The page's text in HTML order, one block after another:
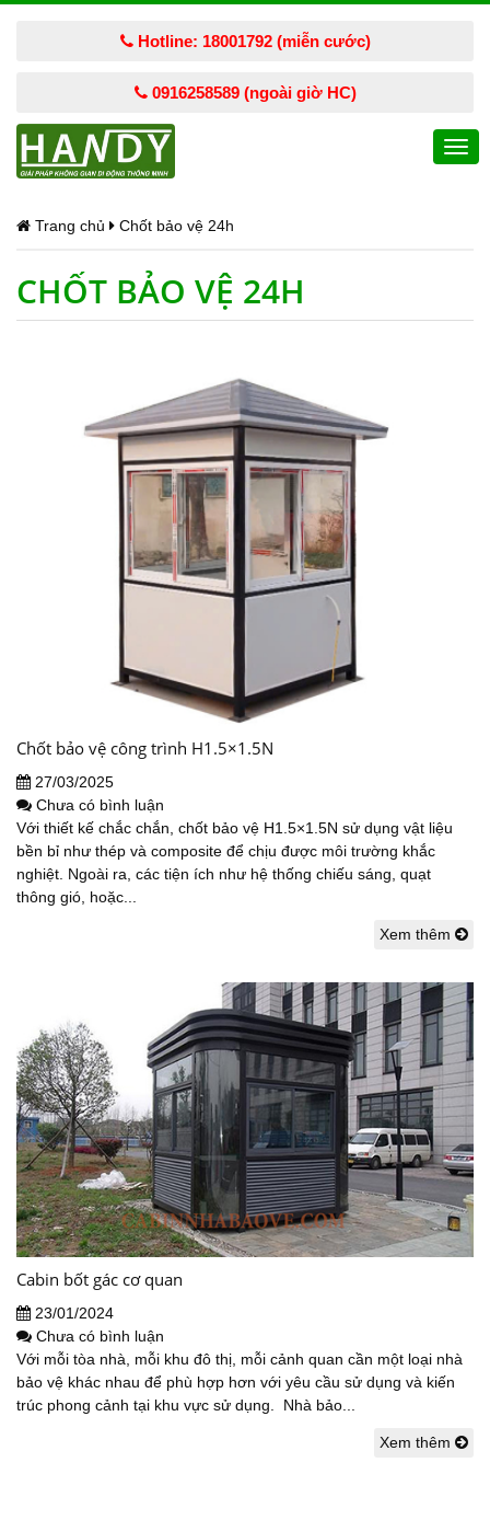
Hotline: 18001792 (miễn cước)
0916258589 (ngoài giờ HC)
Trang chủ Chốt bảo vệ 24h
CHỐT BẢO VỆ 24H
Chốt bảo vệ công trình H1.5×1.5N
27/03/2025
Chưa có bình luận
Với thiết kế chắc chắn, chốt bảo vệ H1.5×1.5N sử dụng vật liệu
bền bỉ như thép và composite để chịu được môi trường khắc
nghiệt. Ngoài ra, các tiện ích như hệ thống chiếu sáng, quạt
thông gió, hoặc...
Xem thêm
Cabin bốt gác cơ quan
23/01/2024
Chưa có bình luận
Với mỗi tòa nhà, mỗi khu đô thị, mỗi cảnh quan cần một loại nhà
bảo vệ khác nhau để phù hợp hơn với yêu cầu sử dụng và kiến
trúc phong cảnh tại khu vực sử dụng. Nhà bảo...
Xem thêm